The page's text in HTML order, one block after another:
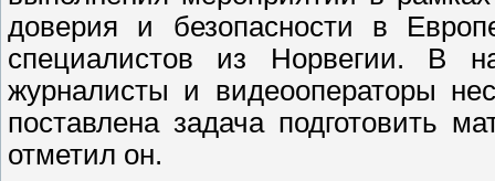
доверия и безопасности в
специалистов из Норвегии. В
журналисты и видеооператоры
поставлена задача
отметил он.